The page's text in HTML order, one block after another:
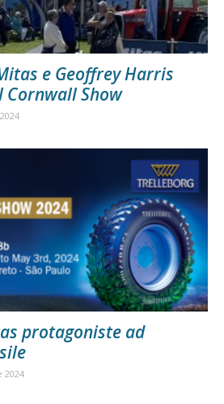
e Geoffrey Harris
Show
protagoniste ad
2024